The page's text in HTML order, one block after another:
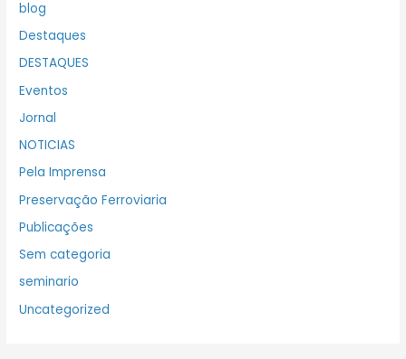
blog
Destaques
DESTAQUES
Eventos
Jornal
NOTICIAS
Pela Imprensa
Preservação Ferroviaria
Publicações
Sem categoria
seminario
Uncategorized